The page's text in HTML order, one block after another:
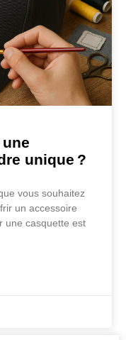
unique ?
vous souhaitez
un accessoire
une casquette est